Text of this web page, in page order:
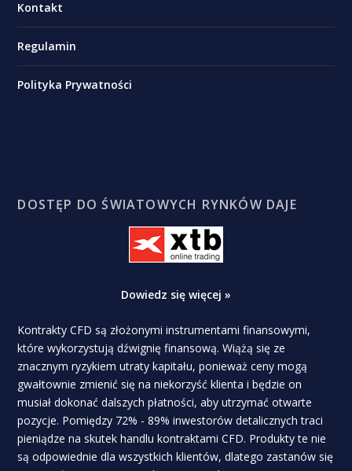
Kontakt
Regulamin
Polityka Prywatności
DOSTĘP DO ŚWIATOWYCH RYNKÓW DAJE
Dowiedz się więcej »
Kontrakty CFD są złożonymi instrumentami finansowymi,
które wykorzystują dźwignię finansową. Wiążą się ze
znacznym ryzykiem utraty kapitału, ponieważ ceny mogą
gwałtownie zmienić się na niekorzyść klienta i będzie on
musiał dokonać dalszych płatności, aby utrzymać otwarte
pozycje. Pomiędzy 72% - 89% inwestorów detalicznych traci
pieniądze na skutek handlu kontraktami CFD. Produkty te nie
są odpowiednie dla wszystkich klientów, dlatego zastanów się